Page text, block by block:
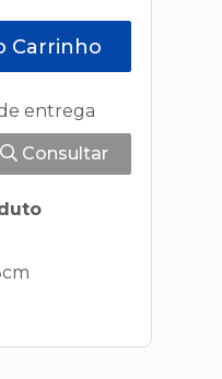
Carrinho
entrega
Consultar